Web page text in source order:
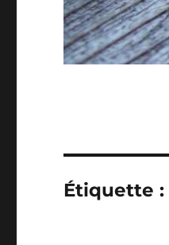
Étiquette :